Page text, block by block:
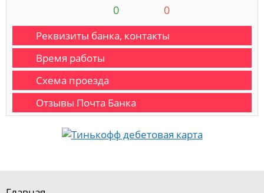
0 0
Реквизиты банка, контакты
Время работы
Схема проезда
Отзывы Почта Банка